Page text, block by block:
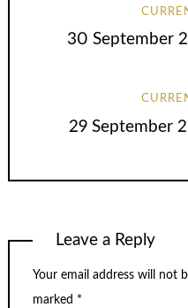
30 September
29 September
Leave a Reply
Your email address will not
marked *